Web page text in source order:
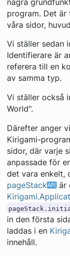
några
program. Det är
våra sidor,
Vi ställer sedan
Identifierare är
referera till en
av samma typ.
Vi ställer också
World".
Därefter anger
Kirigami-
sidor, där varje
anpassade för
det vara enkelt,
pageStack
är
in den första
laddas i en
innehåll.